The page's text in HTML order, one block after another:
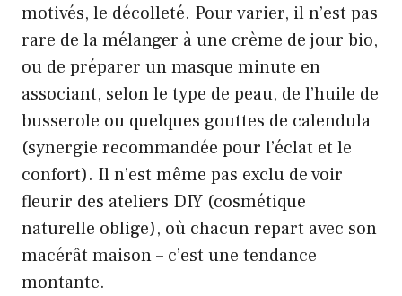
motivés, le décolleté. Pour varier, il n’est pas
rare de la mélanger à une crème de jour bio,
ou de préparer un masque minute en
associant, selon le type de peau, de l’huile de
busserole ou quelques gouttes de calendula
(synergie recommandée pour l’éclat et le
confort). Il n’est même pas exclu de voir
fleurir des ateliers DIY (cosmétique
naturelle oblige), où chacun repart avec son
macérât maison – c’est une tendance
montante.